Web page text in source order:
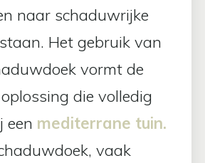
naar schaduwrijke
Het gebruik van
vormt de
die volledig
een mediterrane tuin.
vaak